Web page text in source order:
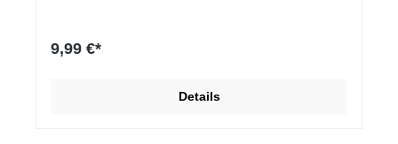
9,99 €*
Details